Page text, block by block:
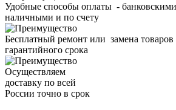
Удобные способы оплаты -
наличными и по счету
Бесплатный ремонт или замена товаров
гарантийного срока
Осуществляем
доставку по всей
России точно в срок